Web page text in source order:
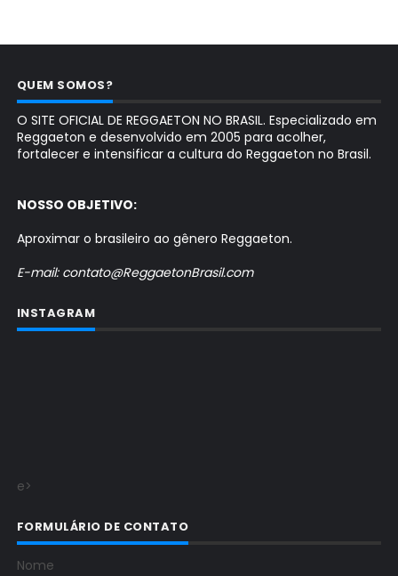
QUEM SOMOS?
O SITE OFICIAL DE REGGAETON NO BRASIL. Especializado em
Reggaeton e desenvolvido em 2005 para acolher,
fortalecer e intensificar a cultura do Reggaeton no Brasil.
NOSSO OBJETIVO:
Aproximar o brasileiro ao gênero Reggaeton.
E-mail: contato@ReggaetonBrasil.com
INSTAGRAM
e>
FORMULÁRIO DE CONTATO
Nome